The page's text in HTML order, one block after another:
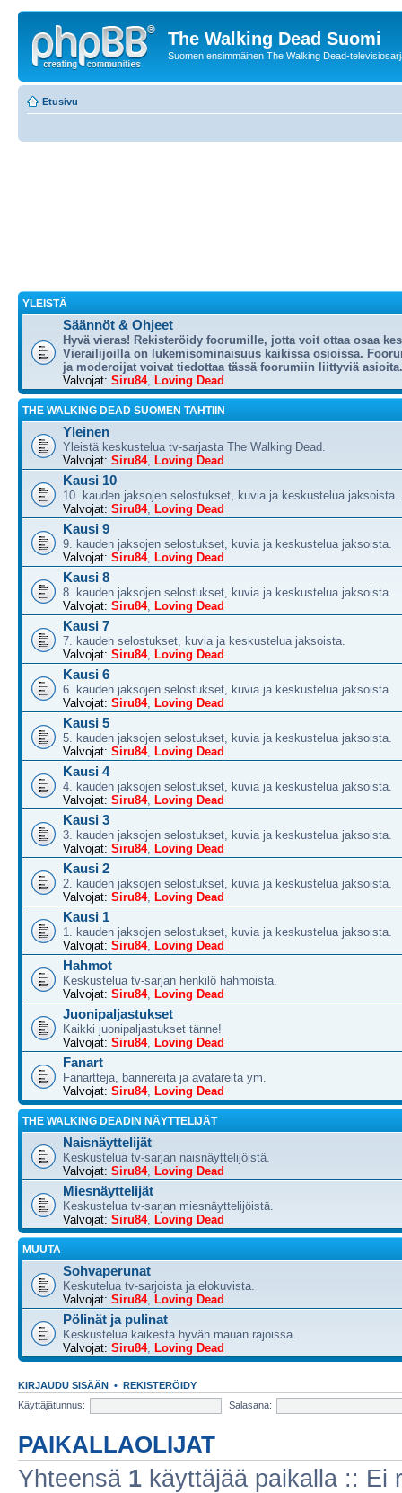
The Walking Dead Suomi
Suomen ensimmäinen The Walking Dead-
Etusivu
YLEISTÄ
Säännöt & Ohjeet
Hyvä vieras! Rekisteröidy foorumille, jotta voit ottaa osaa
Vierailijoilla on lukemisominaisuus kaikissa osioissa.
ja moderoijat voivat tiedottaa tässä foorumiin liittyviä asioita.
Valvojat: Siru84, Loving Dead
THE WALKING DEAD SUOMEN TAHTIIN
Yleinen
Yleistä keskustelua tv-sarjasta The Walking Dead.
Valvojat: Siru84, Loving Dead
Kausi 10
10. kauden jaksojen selostukset, kuvia ja keskustelua jaksoista.
Valvojat: Siru84, Loving Dead
Kausi 9
9. kauden jaksojen selostukset, kuvia ja keskustelua jaksoista.
Valvojat: Siru84, Loving Dead
Kausi 8
8. kauden jaksojen selostukset, kuvia ja keskustelua jaksoista.
Valvojat: Siru84, Loving Dead
Kausi 7
7. kauden selostukset, kuvia ja keskustelua jaksoista.
Valvojat: Siru84, Loving Dead
Kausi 6
6. kauden jaksojen selostukset, kuvia ja keskustelua jaksoista
Valvojat: Siru84, Loving Dead
Kausi 5
5. kauden jaksojen selostukset, kuvia ja keskustelua jaksoista.
Valvojat: Siru84, Loving Dead
Kausi 4
4. kauden jaksojen selostukset, kuvia ja keskustelua jaksoista.
Valvojat: Siru84, Loving Dead
Kausi 3
3. kauden jaksojen selostukset, kuvia ja keskustelua jaksoista.
Valvojat: Siru84, Loving Dead
Kausi 2
2. kauden jaksojen selostukset, kuvia ja keskustelua jaksoista.
Valvojat: Siru84, Loving Dead
Kausi 1
1. kauden jaksojen selostukset, kuvia ja keskustelua jaksoista.
Valvojat: Siru84, Loving Dead
Hahmot
Keskustelua tv-sarjan henkilö hahmoista.
Valvojat: Siru84, Loving Dead
Juonipaljastukset
Kaikki juonipaljastukset tänne!
Valvojat: Siru84, Loving Dead
Fanart
Fanartteja, bannereita ja avatareita ym.
Valvojat: Siru84, Loving Dead
THE WALKING DEADIN NÄYTTELIJÄT
Naisnäyttelijät
Keskustelua tv-sarjan naisnäyttelijöistä.
Valvojat: Siru84, Loving Dead
Miesnäyttelijät
Keskustelua tv-sarjan miesnäyttelijöistä.
Valvojat: Siru84, Loving Dead
MUUTA
Sohvaperunat
Keskutelua tv-sarjoista ja elokuvista.
Valvojat: Siru84, Loving Dead
Pölinät ja pulinat
Keskustelua kaikesta hyvän mauan rajoissa.
Valvojat: Siru84, Loving Dead
KIRJAUDU SISÄÄN • REKISTERÖIDY
Käyttäjätunnus:
Salasana:
PAIKALLAOLIJAT
Yhteensä 1 käyttäjää paikalla :: Ei